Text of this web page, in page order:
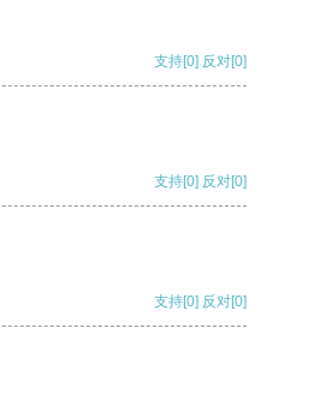
支持[0] 反对[0]
支持[0] 反对[0]
支持[0] 反对[0]